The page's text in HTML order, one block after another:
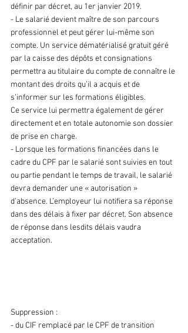
définir par décret, au 1er janvier 2019.
- Le salarié devient maître de son parcours
professionnel et peut gérer lui-même son
compte. Un service dématérialisé gratuit géré
par la caisse des dépôts et consignations
permettra au titulaire du compte de connaître le
montant des droits qu’il a acquis et de
s’informer sur les formations éligibles.
Ce service lui permettra également de gérer
directement et en totale autonomie son dossier
de prise en charge.
- Lorsque les formations financées dans le
cadre du CPF par le salarié sont suivies en tout
ou partie pendant le temps de travail, le salarié
devra demander une « autorisation »
d’absence. L’employeur lui notifiera sa réponse
dans des délais à fixer par décret. Son absence
de réponse dans lesdits délais vaudra
acceptation.
Suppression :
- du CIF remplacé par le CPF de transition